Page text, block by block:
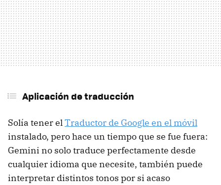
Aplicación de traducción
Solía tener el Traductor de Google en el móvil
instalado, pero hace un tiempo que se fue fuera:
Gemini no solo traduce perfectamente desde
cualquier idioma que necesite, también puede
interpretar distintos tonos por si acaso